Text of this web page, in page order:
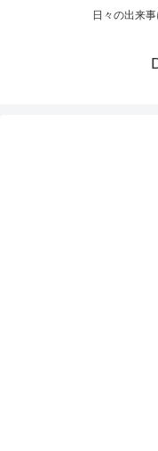
日々の出来